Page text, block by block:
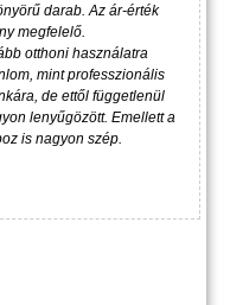
darab. Az ár-érték
megfelelő.
otthoni használatra
mint professzionális
de ettől függetlenül
lenyűgözött. Emellett a
is nagyon szép.